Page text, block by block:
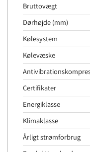
Bruttovægt
Dørhøjde (mm)
Kølesystem
Kølevæske
Certifikater
Energiklasse
Klimaklasse
Årligt strømforbrug